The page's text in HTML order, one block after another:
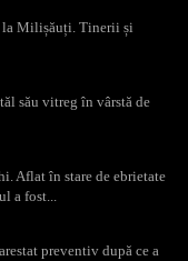
la Milișăuți. Tinerii și
său vitreg în vârstă de
Aflat în stare de ebrietate
a fost...
preventiv după ce a